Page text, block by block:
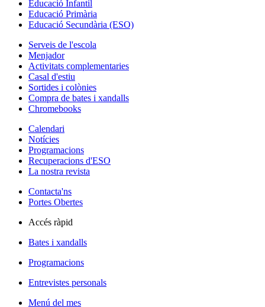
Educació Infantil
Educació Primària
Educació Secundària (ESO)
Serveis de l'escola
Menjador
Activitats complementaries
Casal d'estiu
Sortides i colònies
Compra de bates i xandalls
Chromebooks
Calendari
Notícies
Programacions
Recuperacions d'ESO
La nostra revista
Contacta'ns
Portes Obertes
Accés ràpid
Bates i xandalls
Programacions
Entrevistes personals
Menú del mes